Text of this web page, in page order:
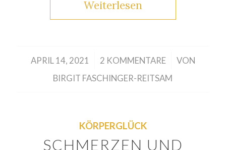
Weiterlesen
APRIL 14, 2021
/ 2 KOMMENTARE
/
VON
BIRGIT FASCHINGER-REITSAM
KÖRPERGLÜCK
SCHMERZEN UND